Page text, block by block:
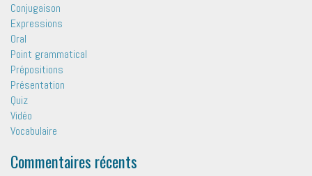
Conjugaison
Expressions
Oral
Point grammatical
Prépositions
Présentation
Quiz
Vidéo
Vocabulaire
Commentaires récents